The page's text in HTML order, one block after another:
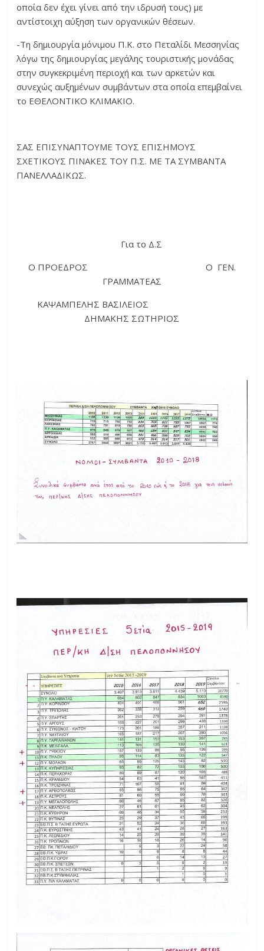
οποία δεν έχει γίνει από την ιδρυσή τους) με
αντίστοιχη αύξηση των οργανικών θέσεων.
-Τη δημιουργία μόνιμου Π.Κ. στο Πεταλίδι Μεσσηνίας
λόγω της δημιουργίας μεγάλης τουριστικής μονάδας
στην συγκεκριμένη περιοχή και των αρκετών και
συνεχώς αυξημένων συμβάντων στα οποία επεμβαίνει
το ΕΘΕΛΟΝΤΙΚΟ ΚΛΙΜΑΚΙΟ.
ΣΑΣ ΕΠΙΣΥΝΑΠΤΟΥΜΕ ΤΟΥΣ ΕΠΙΣΗΜΟΥΣ
ΣΧΕΤΙΚΟΥΣ ΠΙΝΑΚΕΣ ΤΟΥ Π.Σ. ΜΕ ΤΑ ΣΥΜΒΑΝΤΑ
ΠΑΝΕΛΛΑΔΙΚΩΣ.
Για το Δ.Σ
Ο ΠΡΟΕΔΡΟΣ Ο ΓΕΝ.
ΓΡΑΜΜΑΤΕΑΣ
ΚΑΨΑΜΠΕΛΗΣ ΒΑΣΙΛΕΙΟΣ
ΔΗΜΑΚΗΣ ΣΩΤΗΡΙΟΣ